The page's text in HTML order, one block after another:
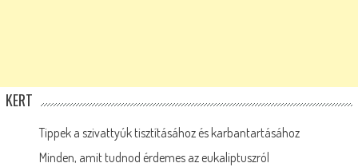
KERT
Tippek a szivattyúk tisztításához és karbantartásához
Minden, amit tudnod érdemes az eukaliptuszról